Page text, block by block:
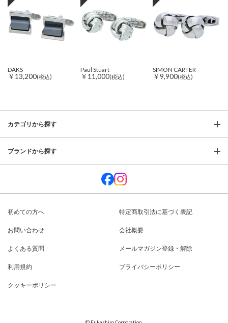
DAKS
￥13,200(税込)
Paul Stuart
￥11,000(税込)
SIMON CARTER
￥9,900(税込)
カテゴリから探す
ブランドから探す
初めての方へ 特定商取引法に基づく表記
お問い合わせ 会社概要
よくある質問 メールマガジン登録・解除
利用規約 プライバシーポリシー
クッキーポリシー